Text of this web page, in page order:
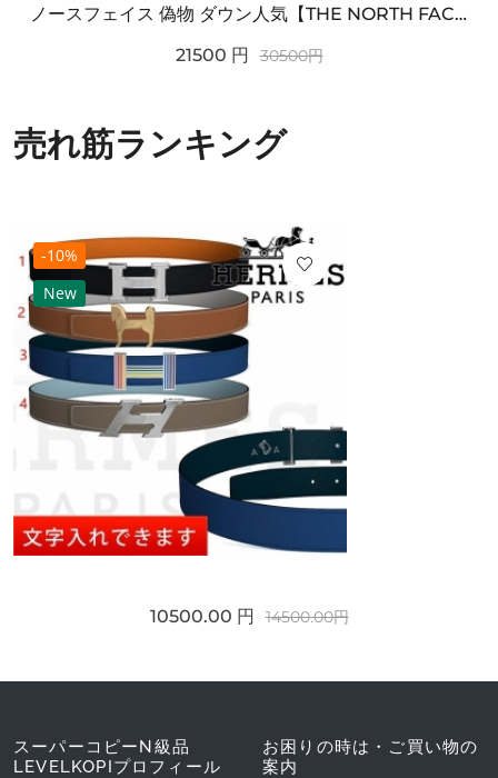
ノースフェイス 偽物 ダウン人気【THE NORTH FACE】M'S 7 SUMMIT HIM...
21500 円 30500円
売れ筋ランキング
-10%
New
10500.00 円 14500.00円
スーパーコピーN級品
LEVELKOPIプロフィール
お困りの時は・ご買い物の
案内